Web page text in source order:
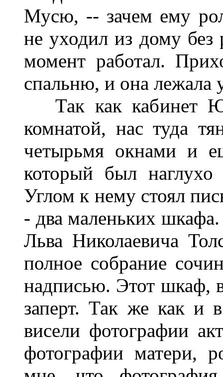
Мусю, -- зачем ему
не уходил из дому
момент работал.
спальню, и она лежала
Так как кабинет
комнатой, нас туда
четырьмя окнами и
который был наглухо
Углом к нему стоял
- два маленьких
Льва Николаевича
полное собрание
надписью. Этот шкаф,
заперт. Так же как и
висели фотографии
фотографии матери,